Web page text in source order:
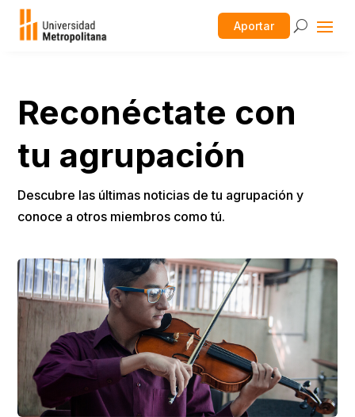
Aportar
Reconéctate con
tu agrupación
Descubre las últimas noticias de tu agrupación y
conoce a otros miembros como tú.